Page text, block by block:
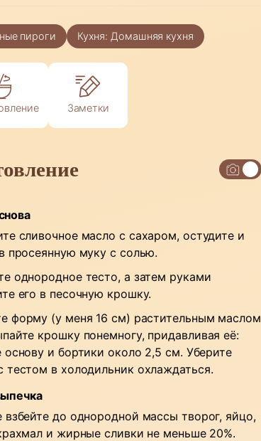
пироги Кухня: Домашняя кухня
Заметки
сливочное масло с сахаром, остудите и
просеянную муку с солью.
однородное тесто, а затем руками
его в песочную крошку.
форму (у меня 16 см) растительным маслом
крошку понемногу, придавливая её:
основу и бортики около 2,5 см. Уберите
тестом в холодильник охлаждаться.
взбейте до однородной массы творог, яйцо,
и жирные сливки не меньше 20%.